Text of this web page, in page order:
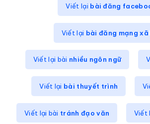
Viết lại bài đăng
Viết lại bài đăng mạng xã
Viết lại bài nhiều ngôn ngữ
Viết lại bài thuyết trình
Viết lại bài tránh đạo văn Viết